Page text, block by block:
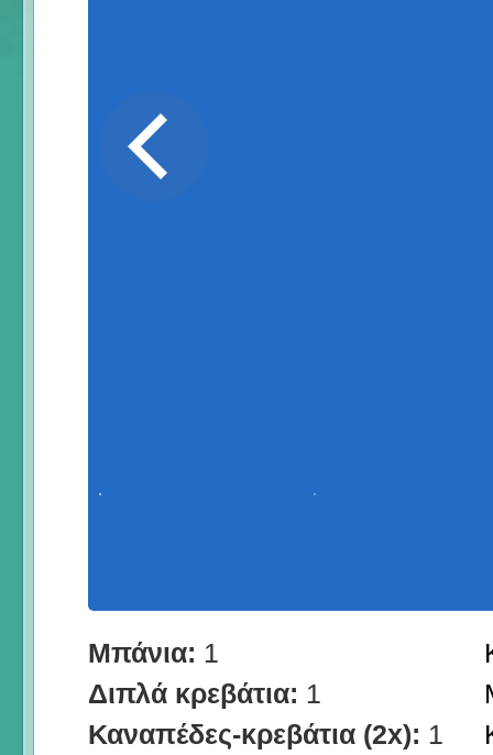
Μπάνια: 1
Διπλά κρεβάτια: 1
Καναπέδες-κρεβάτια (2x): 1